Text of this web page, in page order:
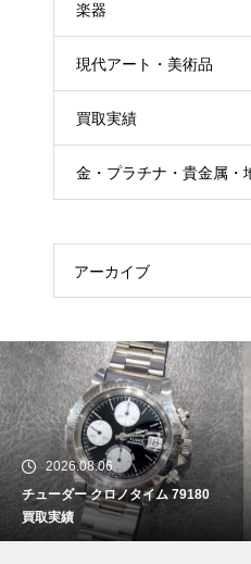
楽器
現代アート・美術品
買取実績
金・プラチナ・貴金属・
アーカイブ
2026.08.06
チューダー クロノタイム 79180
買取実績